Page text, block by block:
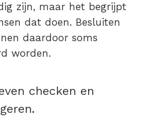
zijn, maar het begrijpt
dat doen. Besluiten
daardoor soms
worden.
checken en